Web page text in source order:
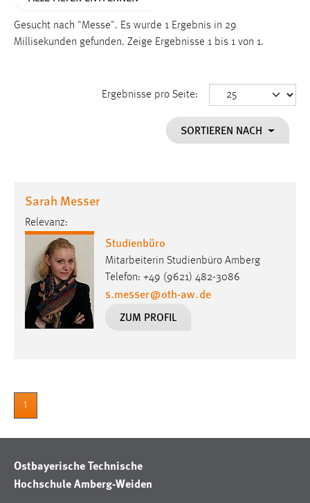
Gesucht nach "Messe". Es wurde 1 Ergebnis in 29
Millisekunden gefunden. Zeige Ergebnisse 1 bis 1 von 1.
Ergebnisse pro Seite:
SORTIEREN NACH
Sarah Messer
Relevanz:
Studienbüro
Mitarbeiterin Studienbüro Amberg
Telefon: +49 (9621) 482-3086
s.messer@oth-aw.de
ZUM PROFIL
1
Ostbayerische Technische
Hochschule Amberg-Weiden
Name:
Dieser Cookie speichert die ausgewählten Einverständnis-
Performance
Name:
staticfilecache
Zweck:
Für performante Seitenauslieferung wird in diesem Cookie
gespeichert, ob man eingeloggt ist.
Sprachpräferenz
Cookie Laufzeit: